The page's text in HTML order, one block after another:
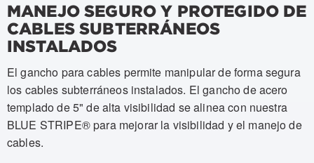
MANEJO SEGURO Y PROTEGIDO DE
CABLES SUBTERRÁNEOS
INSTALADOS
El gancho para cables permite manipular de forma segura
los cables subterráneos instalados. El gancho de acero
templado de 5" de alta visibilidad se alinea con nuestra
BLUE STRIPE® para mejorar la visibilidad y el manejo de
cables.